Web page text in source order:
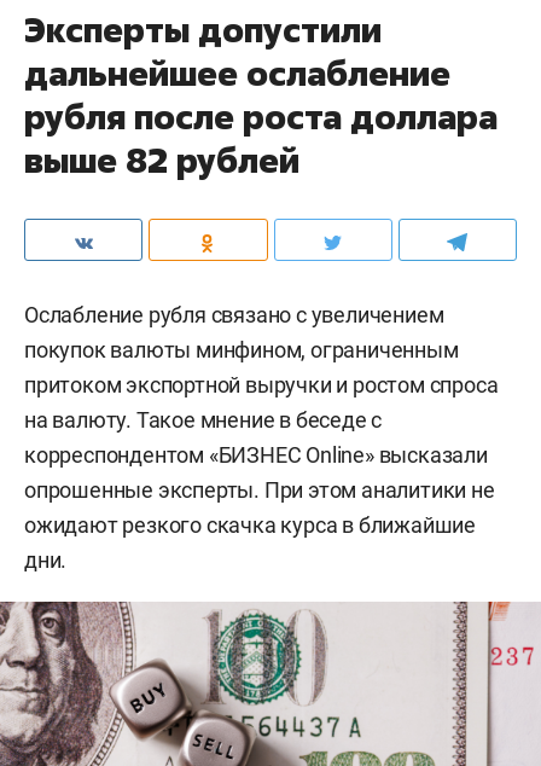
Эксперты допустили
дальнейшее ослабление
рубля после роста доллара
выше 82 рублей
Ослабление рубля связано с увеличением
покупок валюты минфином, ограниченным
притоком экспортной выручки и ростом спроса
на валюту. Такое мнение в беседе с
корреспондентом «БИЗНЕС Online» высказали
опрошенные эксперты. При этом аналитики не
ожидают резкого скачка курса в ближайшие
дни.